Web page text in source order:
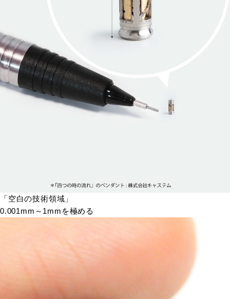
「空白の技術領域」
0.001mm～1mmを極める